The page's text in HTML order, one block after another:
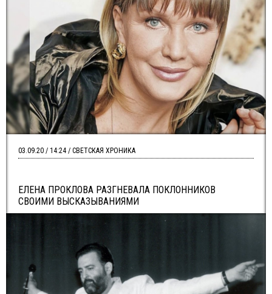
ЕЛЕНА ПРОКЛОВА РАЗГНЕВАЛА ПОКЛОННИКОВ
СВОИМИ ВЫСКАЗЫВАНИЯМИ
03.09.20 / 14:24 / СВЕТСКАЯ ХРОНИКА